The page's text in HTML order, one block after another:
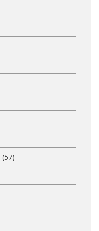
(57)